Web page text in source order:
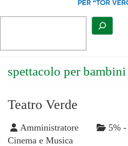
spettacolo per bambini
Teatro Verde
Amministratore 5%
Cinema e Musica